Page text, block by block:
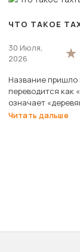
ЧТО ТАКОЕ
30 Июля,
2026
Название пришло
переводится как
означает
выглядело
Читать дальше